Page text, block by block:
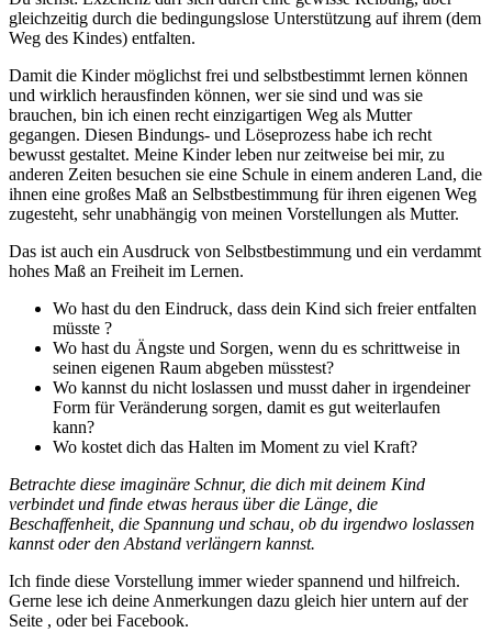
gleichzeitig durch die bedingungslose Unterstützung auf ihrem (dem
Weg des Kindes) entfalten.
Damit die Kinder möglichst frei und selbstbestimmt lernen können
und wirklich herausfinden können, wer sie sind und was sie
brauchen, bin ich einen recht einzigartigen Weg als Mutter
gegangen. Diesen Bindungs- und Löseprozess habe ich recht
bewusst gestaltet. Meine Kinder leben nur zeitweise bei mir, zu
anderen Zeiten besuchen sie eine Schule in einem anderen Land, die
ihnen eine großes Maß an Selbstbestimmung für ihren eigenen Weg
zugesteht, sehr unabhängig von meinen Vorstellungen als Mutter.
Das ist auch ein Ausdruck von Selbstbestimmung und ein verdammt
hohes Maß an Freiheit im Lernen.
Wo hast du den Eindruck, dass dein Kind sich freier entfalten
müsste ?
Wo hast du Ängste und Sorgen, wenn du es schrittweise in
seinen eigenen Raum abgeben müsstest?
Wo kannst du nicht loslassen und musst daher in irgendeiner
Form für Veränderung sorgen, damit es gut weiterlaufen
kann?
Wo kostet dich das Halten im Moment zu viel Kraft?
Betrachte diese imaginäre Schnur, die dich mit deinem Kind
verbindet und finde etwas heraus über die Länge, die
Beschaffenheit, die Spannung und schau, ob du irgendwo loslassen
kannst oder den Abstand verlängern kannst.
Ich finde diese Vorstellung immer wieder spannend und hilfreich.
Gerne lese ich deine Anmerkungen dazu gleich hier untern auf der
Seite , oder bei Facebook.